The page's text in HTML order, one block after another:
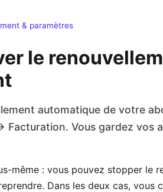
& paramètres
le
automatique de votre
Vous gardez vos
même : vous pouvez stopper le
Dans les deux cas, vous